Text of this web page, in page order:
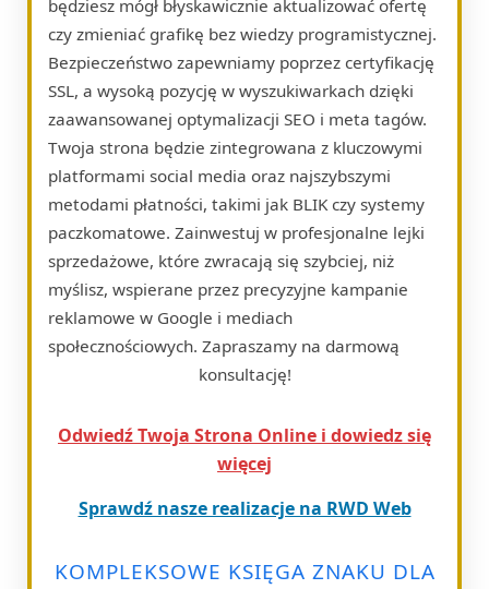
będziesz mógł błyskawicznie aktualizować ofertę
czy zmieniać grafikę bez wiedzy programistycznej.
Bezpieczeństwo zapewniamy poprzez certyfikację
SSL, a wysoką pozycję w wyszukiwarkach dzięki
zaawansowanej optymalizacji SEO i meta tagów.
Twoja strona będzie zintegrowana z kluczowymi
platformami social media oraz najszybszymi
metodami płatności, takimi jak BLIK czy systemy
paczkomatowe. Zainwestuj w profesjonalne lejki
sprzedażowe, które zwracają się szybciej, niż
myślisz, wspierane przez precyzyjne kampanie
reklamowe w Google i mediach
społecznościowych. Zapraszamy na darmową
konsultację!
Odwiedź Twoja Strona Online i dowiedz się
więcej
Sprawdź nasze realizacje na RWD Web
KOMPLEKSOWE KSIĘGA ZNAKU DLA